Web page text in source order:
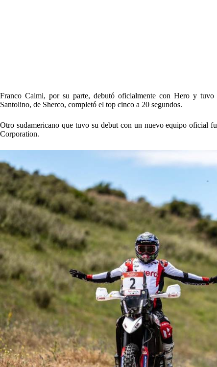
Franco Caimi, por su parte, debutó oficialmente con Hero y
Santolino, de Sherco, completó el top cinco a 20 segundos.
Otro sudamericano que tuvo su debut con un nuevo equipo oficial
Corporation.